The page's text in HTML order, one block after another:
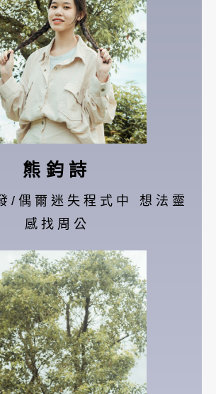
熊鈞詩
/偶爾迷失程式中 想法靈
感找周公